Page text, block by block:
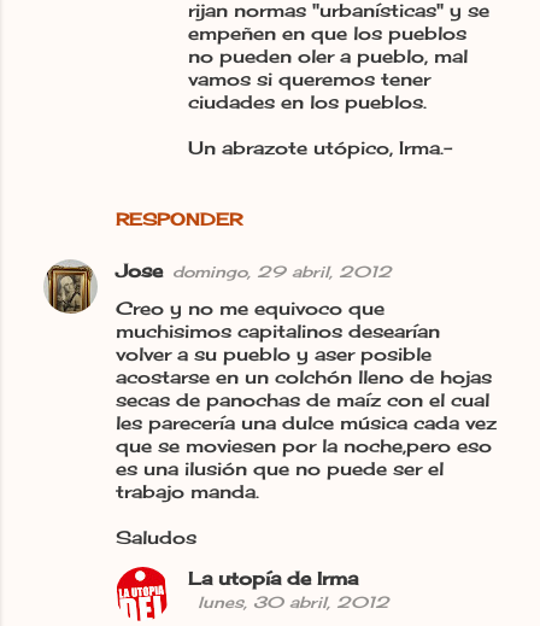
RESPONDER
rijan normas "urbanísticas" y se
empeñen en que los pueblos
no pueden oler a pueblo, mal
vamos si queremos tener
ciudades en los pueblos.
Un abrazote utópico, Irma.-
Jose domingo, 29 abril, 2012
Creo y no me equivoco que
muchisimos capitalinos desearían
volver a su pueblo y aser posible
acostarse en un colchón lleno de hojas
secas de panochas de maíz con el cual
les parecería una dulce música cada vez
que se moviesen por la noche,pero eso
es una ilusión que no puede ser el
trabajo manda.
Saludos
La utopía de Irma
lunes, 30 abril, 2012